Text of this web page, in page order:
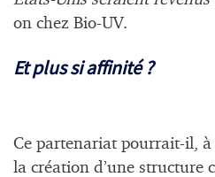
on chez Bio-UV.
Et plus si affinité ?
Ce partenariat pourrait-il,
la création d’une structure